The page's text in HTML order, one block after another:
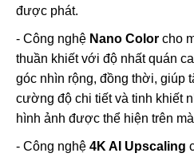
được phát.
- Công nghệ Nano Color cho
thuần khiết với độ nhất quán
góc nhìn rộng, đồng thời, giúp
cường độ chi tiết và tinh khiết
hình ảnh được thể hiện trên
- Công nghệ 4K AI Upscaling